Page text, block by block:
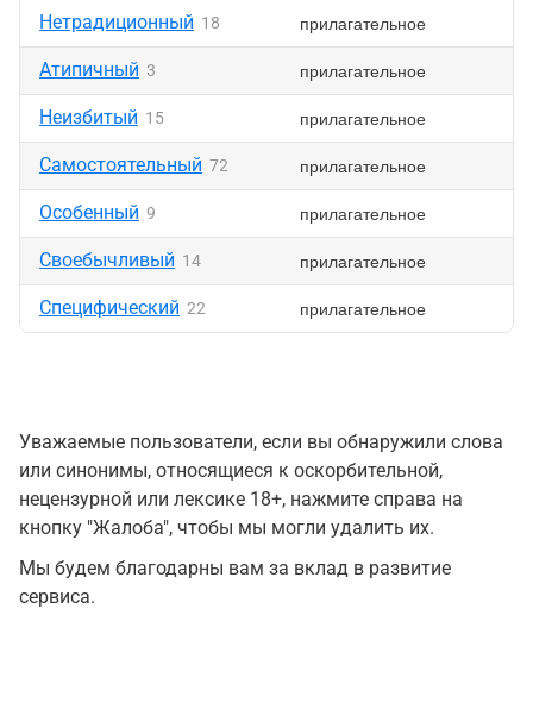
Нетрадиционный 18 прилагательное
Атипичный 3 прилагательное
Неизбитый 15 прилагательное
Самостоятельный 72 прилагательное
Особенный 9 прилагательное
Своебычливый 14 прилагательное
Специфический 22 прилагательное
Уважаемые пользователи, если вы обнаружили слова
или синонимы, относящиеся к оскорбительной,
нецензурной или лексике 18+, нажмите справа на
кнопку "Жалоба", чтобы мы могли удалить их.
Мы будем благодарны вам за вклад в развитие
сервиса.